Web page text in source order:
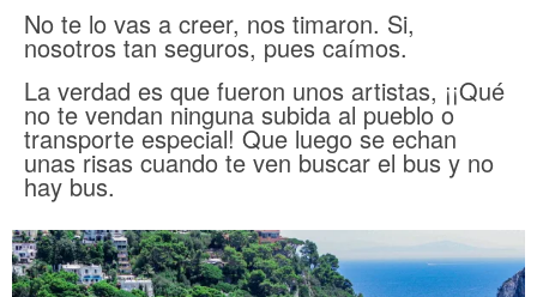
No te lo vas a creer, nos timaron. Si,
nosotros tan seguros, pues caímos.
La verdad es que fueron unos artistas, ¡¡Qué
no te vendan ninguna subida al pueblo o
transporte especial! Que luego se echan
unas risas cuando te ven buscar el bus y no
hay bus.